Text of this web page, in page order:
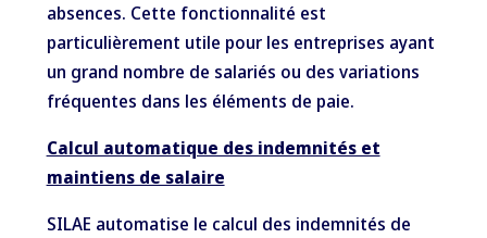
absences. Cette fonctionnalité est
particulièrement utile pour les entreprises ayant
un grand nombre de salariés ou des variations
fréquentes dans les éléments de paie.
Calcul automatique des indemnités et
maintiens de salaire
SILAE automatise le calcul des indemnités de